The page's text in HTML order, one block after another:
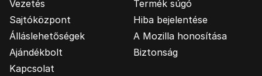
Vezetés
Sajtóközpont
Álláslehetőségek
Ajándékbolt
Kapcsolat
Termék súgó
Hiba bejelentése
A Mozilla honosítása
Biztonság